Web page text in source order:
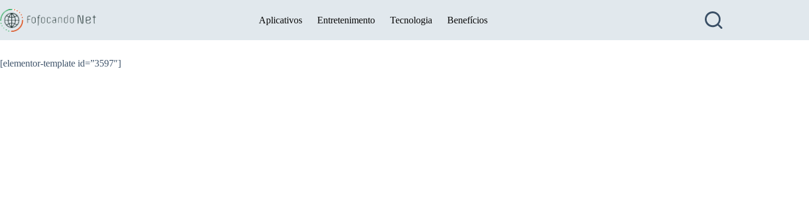
para
o
Aplicativos Entretenimento Tecnologia Benefícios
[elementor-template id=”3597″]